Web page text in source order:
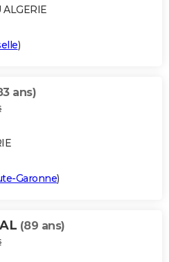
)
ans)
Garonne)
(89 ans)